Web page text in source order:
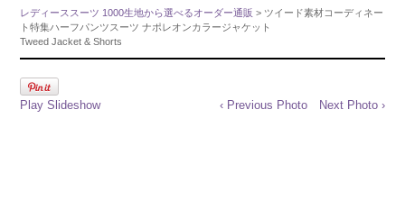
レディーススーツ 1000生地から選べるオーダー通販 > ツイード素材コーディネー
ト特集ハーフパンツスーツ ナポレオンカラージャケット
Tweed Jacket & Shorts
Play Slideshow ‹ Previous Photo Next Photo ›